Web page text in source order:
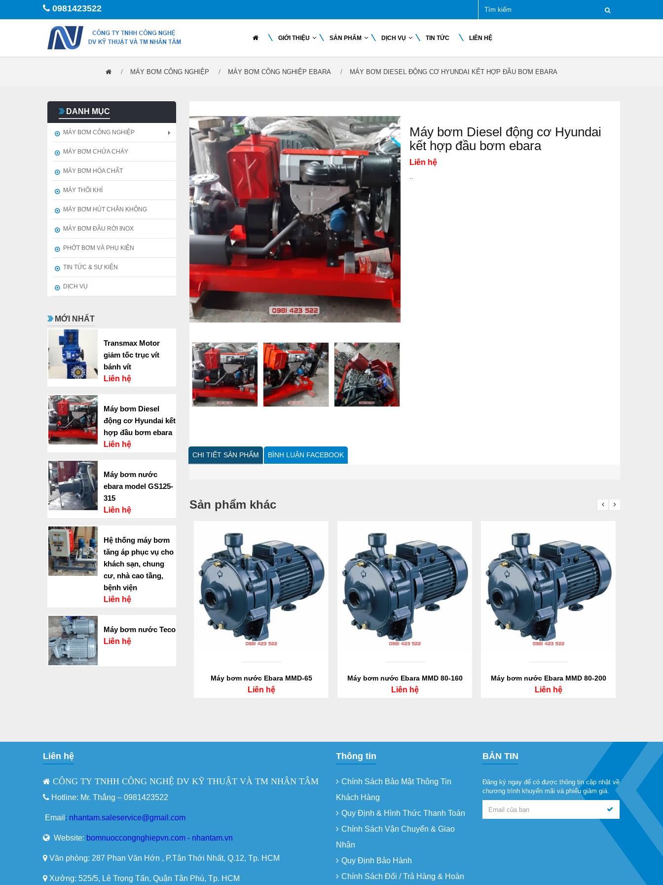
0981423522
GIỚI THIỆU SẢN PHẨM DỊCH VỤ TIN TỨC LIÊN HỆ
MÁY BƠM CÔNG NGHIỆP MÁY BƠM CÔNG NGHIỆP EBARA MÁY BƠM DIESEL ĐỘNG CƠ HYUNDAI KẾT HỢP ĐẦU BƠM EBARA
DANH MỤC
MÁY BƠM CÔNG NGHIỆP
MÁY BƠM CHỬA CHÁY
MÁY BƠM HÓA CHẤT
MÁY THỔI KHÍ
MÁY BƠM HÚT CHÂN KHÔNG
MÁY BƠM ĐẦU RỜI INOX
PHỚT BƠM VÀ PHỤ KIỆN
TIN TỨC & SỰ KIỆN
DỊCH VỤ
MỚI NHẤT
Transmax Motor
giảm tốc trục vít
bánh vít
Liên hệ
Máy bơm Diesel
động cơ Hyundai kết
hợp đầu bơm ebara
Liên hệ
Máy bơm nước
ebara model GS125-
315
Liên hệ
Hệ thống máy bơm
tăng áp phục vụ cho
khách sạn, chung
cư, nhà cao tầng,
bệnh viện
Liên hệ
Máy bơm nước Teco
Liên hệ
Máy bơm Diesel động cơ Hyundai
kết hợp đầu bơm ebara
Liên hệ
..
CHI TIẾT SẢN PHẨM BÌNH LUẬN FACEBOOK
Sản phẩm khác
Máy bơm nước Ebara MMD-65
Liên hệ
Máy bơm nước Ebara MMD 80-160
Liên hệ
Máy bơm nước Ebara MMD 80-200
Liên hệ
Liên hệ
CÔNG TY TNHH CÔNG NGHỆ DV KỸ THUẬT VÀ TM NHÂN TÂM
Hotline: Mr. Thắng – 0981423522
Email : nhantam.saleservice@gmail.com
Website: bomnuoccongnghiepvn.com - nhantam.vn
Văn phòng: 287 Phan Văn Hớn , P.Tân Thới Nhất, Q.12, Tp. HCM
Xưởng: 525/5, Lê Trọng Tấn, Quận Tân Phú, Tp. HCM
Thông tin
Chính Sách Bảo Mật Thông Tin
Khách Hàng
Quy Định & Hình Thức Thanh Toán
Chính Sách Vận Chuyển & Giao
Nhận
Quy Định Bảo Hành
Chính Sách Đổi / Trả Hàng & Hoàn
BẢN TIN
Đăng ký ngay để có được thông tin cập nhật về
chương trình khuyến mãi và phiếu giảm giá.